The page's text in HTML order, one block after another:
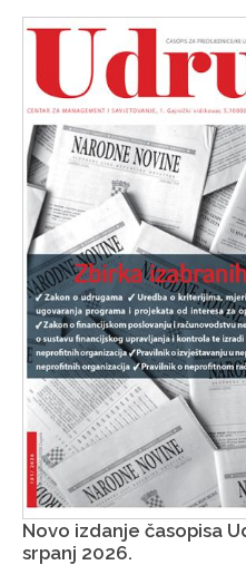
Novo izdanje časopisa
srpanj 2026.